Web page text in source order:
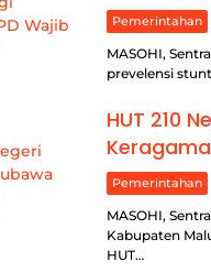
Pemerintahan
MASOHI,
prevelensi
HUT 210
Pemerintahan
MASOHI,
Kabupaten
HUT…